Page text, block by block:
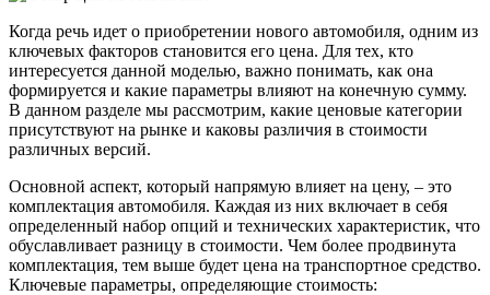
Когда речь идет о приобретении нового автомобиля, одним из
ключевых факторов становится его цена. Для тех, кто
интересуется данной моделью, важно понимать, как она
формируется и какие параметры влияют на конечную сумму.
В данном разделе мы рассмотрим, какие ценовые категории
присутствуют на рынке и каковы различия в стоимости
различных версий.
Основной аспект, который напрямую влияет на цену, – это
комплектация автомобиля. Каждая из них включает в себя
определенный набор опций и технических характеристик, что
обуславливает разницу в стоимости. Чем более продвинута
комплектация, тем выше будет цена на транспортное средство.
Ключевые параметры, определяющие стоимость: